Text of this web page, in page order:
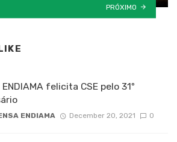
PRÓXIMO
ENDIAMA felicita CSE pelo 31º
ENDIAMA December 20, 2021 0